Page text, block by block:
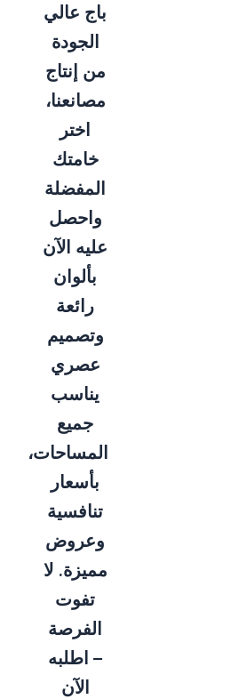
باج عالي
الجودة
من إنتاج
مصانعنا،
اختر
خامتك
المفضلة
واحصل
عليه الآن
بألوان
رائعة
وتصميم
عصري
يناسب
جميع
المساحات،
بأسعار
تنافسية
وعروض
مميزة. لا
تفوت
الفرصة
– اطلبه
الآن